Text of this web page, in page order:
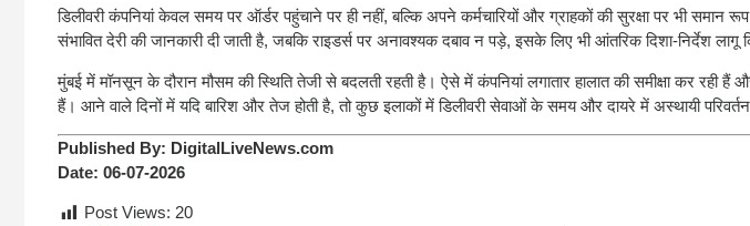
डिलीवरी कंपनियां केवल समय पर ऑर्डर पहुंचाने पर ही नहीं, बल्कि अपने कर्मचारियों और ग्राहकों की सुरक्षा पर भी समान
संभावित देरी की जानकारी दी जाती है, जबकि राइडर्स पर अनावश्यक दबाव न पड़े, इसके लिए भी आंतरिक दिशा-निर्देश लागू
मुंबई में मॉनसून के दौरान मौसम की स्थिति तेजी से बदलती रहती है। ऐसे में कंपनियां लगातार हालात की समीक्षा कर रही
हैं। आने वाले दिनों में यदि बारिश और तेज होती है, तो कुछ इलाकों में डिलीवरी सेवाओं के समय और दायरे में अस्थायी
Published By: DigitalLiveNews.com
Date: 06-07-2026
Post Views: 20